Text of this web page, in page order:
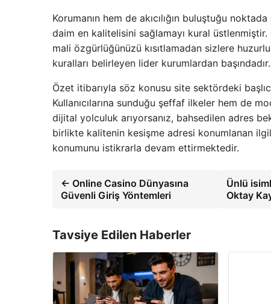
Korumanın hem de akıcılığın buluştuğu
daim en kalitelisini sağlamayı kural
mali özgürlüğünüzü kısıtlamadan sizlere
kuralları belirleyen lider kurumlardan başındadır.
Özet itibarıyla söz konusu site sektördeki
Kullanıcılarına sunduğu şeffaf ilkeler hem de
dijital yolculuk arıyorsanız, bahsedilen adres
birlikte kalitenin kesişme adresi konumlanan
konumunu istikrarla devam ettirmektedir.
← Online Casino Dünyasına
Güvenli Giriş Yöntemleri
Ünlü
Oktay
Tavsiye Edilen Haberler